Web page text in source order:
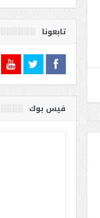
تابعونا
فيس بوك